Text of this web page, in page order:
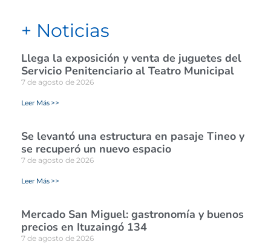
+ Noticias
Llega la exposición y venta de juguetes del
Servicio Penitenciario al Teatro Municipal
7 de agosto de 2026
Leer Más >>
Se levantó una estructura en pasaje Tineo y
se recuperó un nuevo espacio
7 de agosto de 2026
Leer Más >>
Mercado San Miguel: gastronomía y buenos
precios en Ituzaingó 134
7 de agosto de 2026